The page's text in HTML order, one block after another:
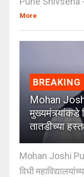
More
BREAKING
Mohan
मुख्यमंत्र्यांकडे
तातडीच्या
Mohan Joshi
विधी